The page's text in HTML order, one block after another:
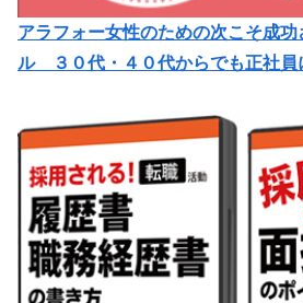
アラフォー女性のための次こそ成
ル ３０代・４０代からでも正社員